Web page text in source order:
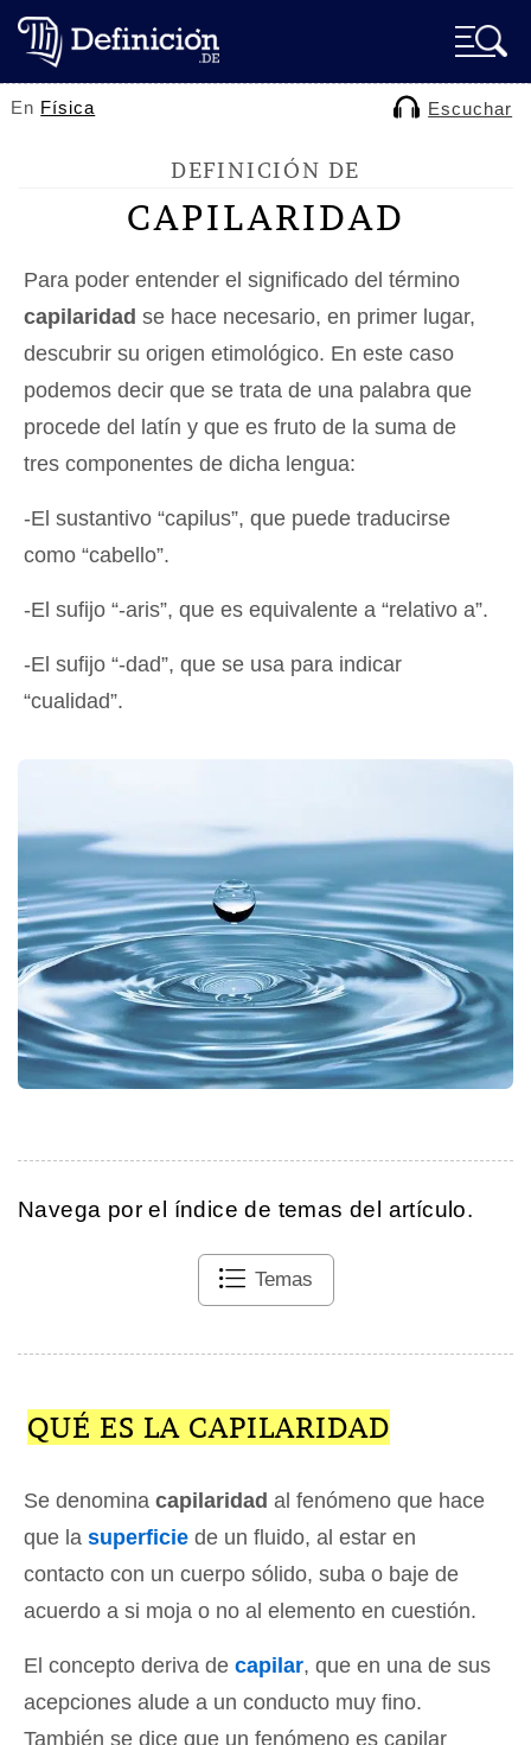
En Física Escuchar
DEFINICIÓN DE
CAPILARIDAD
Para poder entender el significado del término
capilaridad se hace necesario, en primer lugar,
descubrir su origen etimológico. En este caso
podemos decir que se trata de una palabra que
procede del latín y que es fruto de la suma de
tres componentes de dicha lengua:
-El sustantivo “capilus”, que puede traducirse
como “cabello”.
-El sufijo “-aris”, que es equivalente a “relativo a”.
-El sufijo “-dad”, que se usa para indicar
“cualidad”.
Navega por el índice de temas del artículo.
Temas
QUÉ ES LA CAPILARIDAD
Se denomina capilaridad al fenómeno que hace
que la superficie de un fluido, al estar en
contacto con un cuerpo sólido, suba o baje de
acuerdo a si moja o no al elemento en cuestión.
El concepto deriva de capilar, que en una de sus
acepciones alude a un conducto muy fino.
También se dice que un fenómeno es capilar